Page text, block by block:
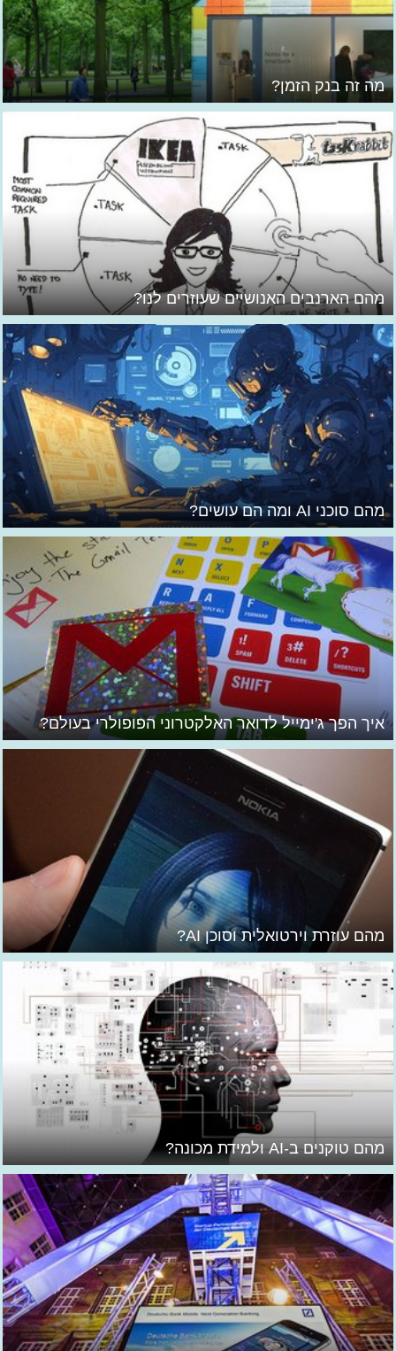
מה זה בנק הזמן?
מהם הארנבים האנושיים שעוזרים לנו?
מהם סוכני AI ומה הם עושים?
איך הפך ג'ימייל לדואר האלקטרוני הפופולרי בעולם?
מהם עוזרת וירטואלית וסוכן AI?
מהם טוקנים ב-AI ולמידת מכונה?